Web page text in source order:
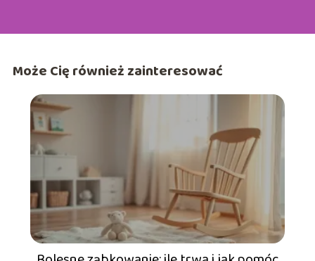
Może Cię również zainteresować